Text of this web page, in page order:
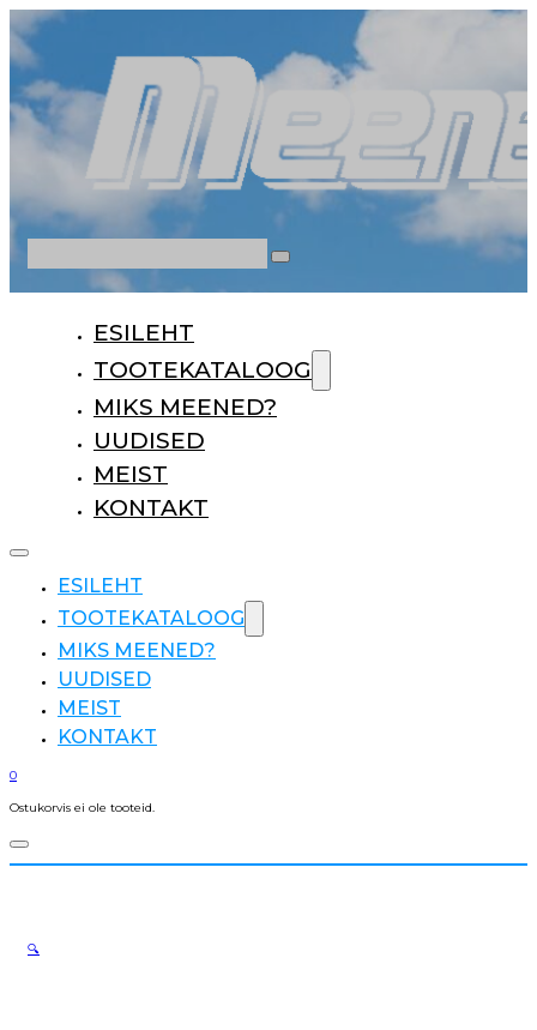
ESILEHT
TOOTEKATALOOG
MIKS MEENED?
UUDISED
MEIST
KONTAKT
ESILEHT
TOOTEKATALOOG
MIKS MEENED?
UUDISED
MEIST
KONTAKT
0
Ostukorvis ei ole tooteid.
🔍